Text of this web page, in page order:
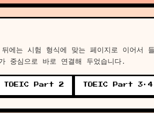
에는 시험 형식에 맞는 페이지로 이어서
중심으로 바로 연결해 두었습니다.
TOEIC Part 2 TOEIC Part 3·4